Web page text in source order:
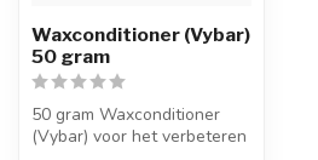
Waxconditioner (Vybar)
50 gram
50 gram Waxconditioner
(Vybar) voor het verbeteren